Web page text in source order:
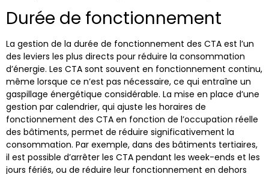
Durée de fonctionnement
La gestion de la durée de fonctionnement des CTA est l’un
des leviers les plus directs pour réduire la consommation
d’énergie. Les CTA sont souvent en fonctionnement continu,
même lorsque ce n’est pas nécessaire, ce qui entraîne un
gaspillage énergétique considérable. La mise en place d’une
gestion par calendrier, qui ajuste les horaires de
fonctionnement des CTA en fonction de l’occupation réelle
des bâtiments, permet de réduire significativement la
consommation. Par exemple, dans des bâtiments tertiaires,
il est possible d’arrêter les CTA pendant les week-ends et les
jours fériés, ou de réduire leur fonctionnement en dehors